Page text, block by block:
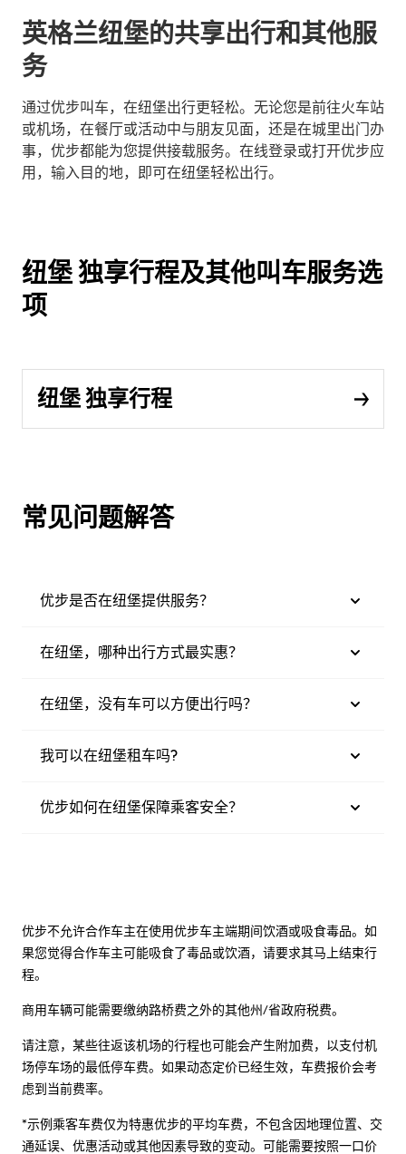
英格兰纽堡的共享出行和其他服
务
通过优步叫车，在纽堡出行更轻松。无论您是前往火车站
或机场，在餐厅或活动中与朋友见面，还是在城里出门办
事，优步都能为您提供接载服务。在线登录或打开优步应
用，输入目的地，即可在纽堡轻松出行。
纽堡 独享行程及其他叫车服务选
项
纽堡 独享行程
常见问题解答
优步是否在纽堡提供服务？
在纽堡，哪种出行方式最实惠？
在纽堡，没有车可以方便出行吗？
我可以在纽堡租车吗?
优步如何在纽堡保障乘客安全？
优步不允许合作车主在使用优步车主端期间饮酒或吸食毒品。如
果您觉得合作车主可能吸食了毒品或饮酒，请要求其马上结束行
程。
商用车辆可能需要缴纳路桥费之外的其他州/省政府税费。
请注意，某些往返该机场的行程也可能会产生附加费，以支付机
场停车场的最低停车费。如果动态定价已经生效，车费报价会考
虑到当前费率。
*示例乘客车费仅为特惠优步的平均车费，不包含因地理位置、交
通延误、优惠活动或其他因素导致的变动。可能需要按照一口价